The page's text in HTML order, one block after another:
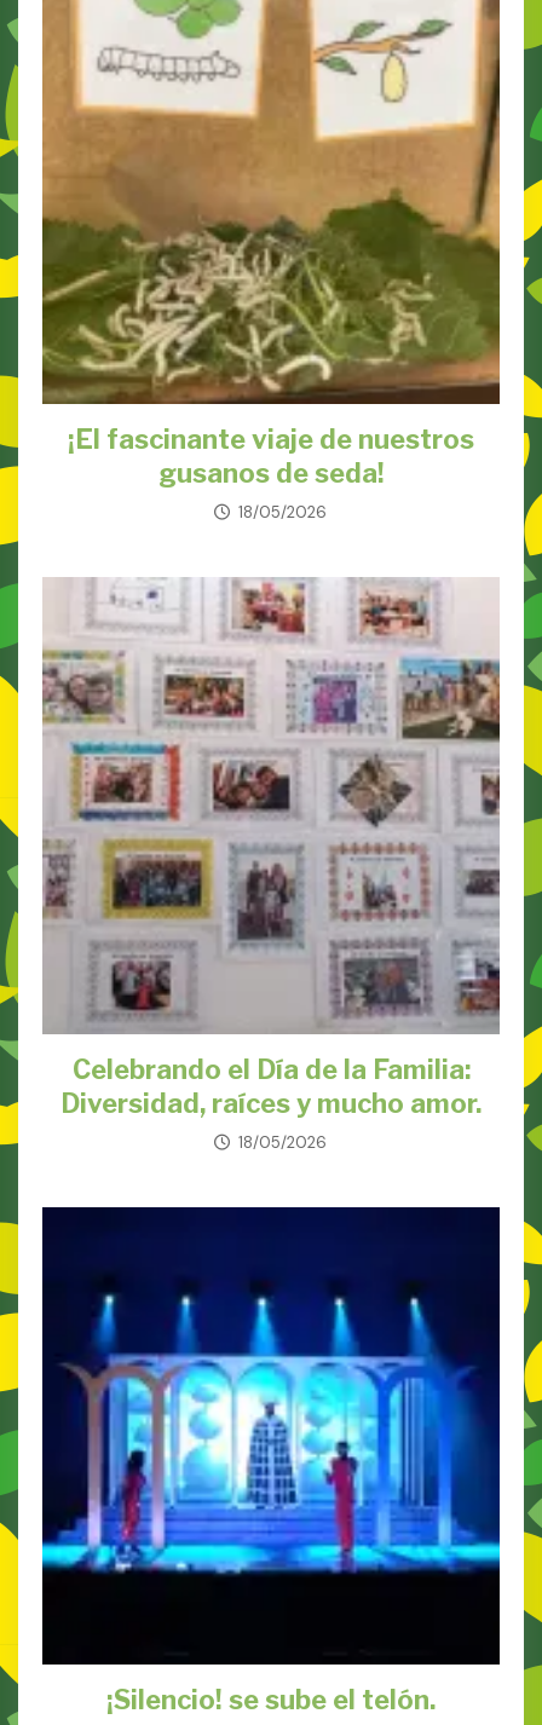
¡El fascinante viaje de nuestros
gusanos de seda!
18/05/2026
Celebrando el Día de la Familia:
Diversidad, raíces y mucho amor.
18/05/2026
¡Silencio! se sube el telón.